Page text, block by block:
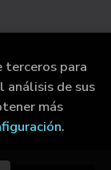
Derechos
terceros para
análisis de sus
más
.